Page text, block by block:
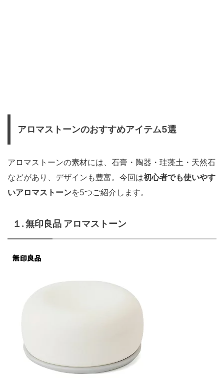
アロマストーンのおすすめアイテム5選
アロマストーンの素材には、石膏・陶器・珪藻土・天然石
などがあり、デザインも豊富。今回は初心者でも使いやす
いアロマストーンを5つご紹介します。
１. 無印良品 アロマストーン